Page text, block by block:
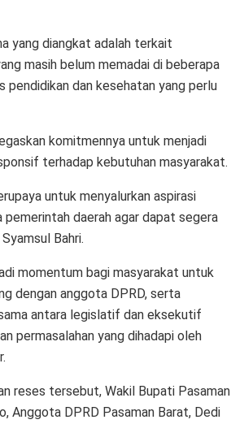
yang diangkat adalah terkait
masih belum memadai di beberapa
pendidikan dan kesehatan yang perlu
komitmennya untuk menjadi
terhadap kebutuhan masyarakat.
untuk menyalurkan aspirasi
pemerintah daerah agar dapat segera
Bahri.
momentum bagi masyarakat untuk
dengan anggota DPRD, serta
antara legislatif dan eksekutif
permasalahan yang dihadapi oleh
reses tersebut, Wakil Bupati Pasaman
Anggota DPRD Pasaman Barat, Dedi